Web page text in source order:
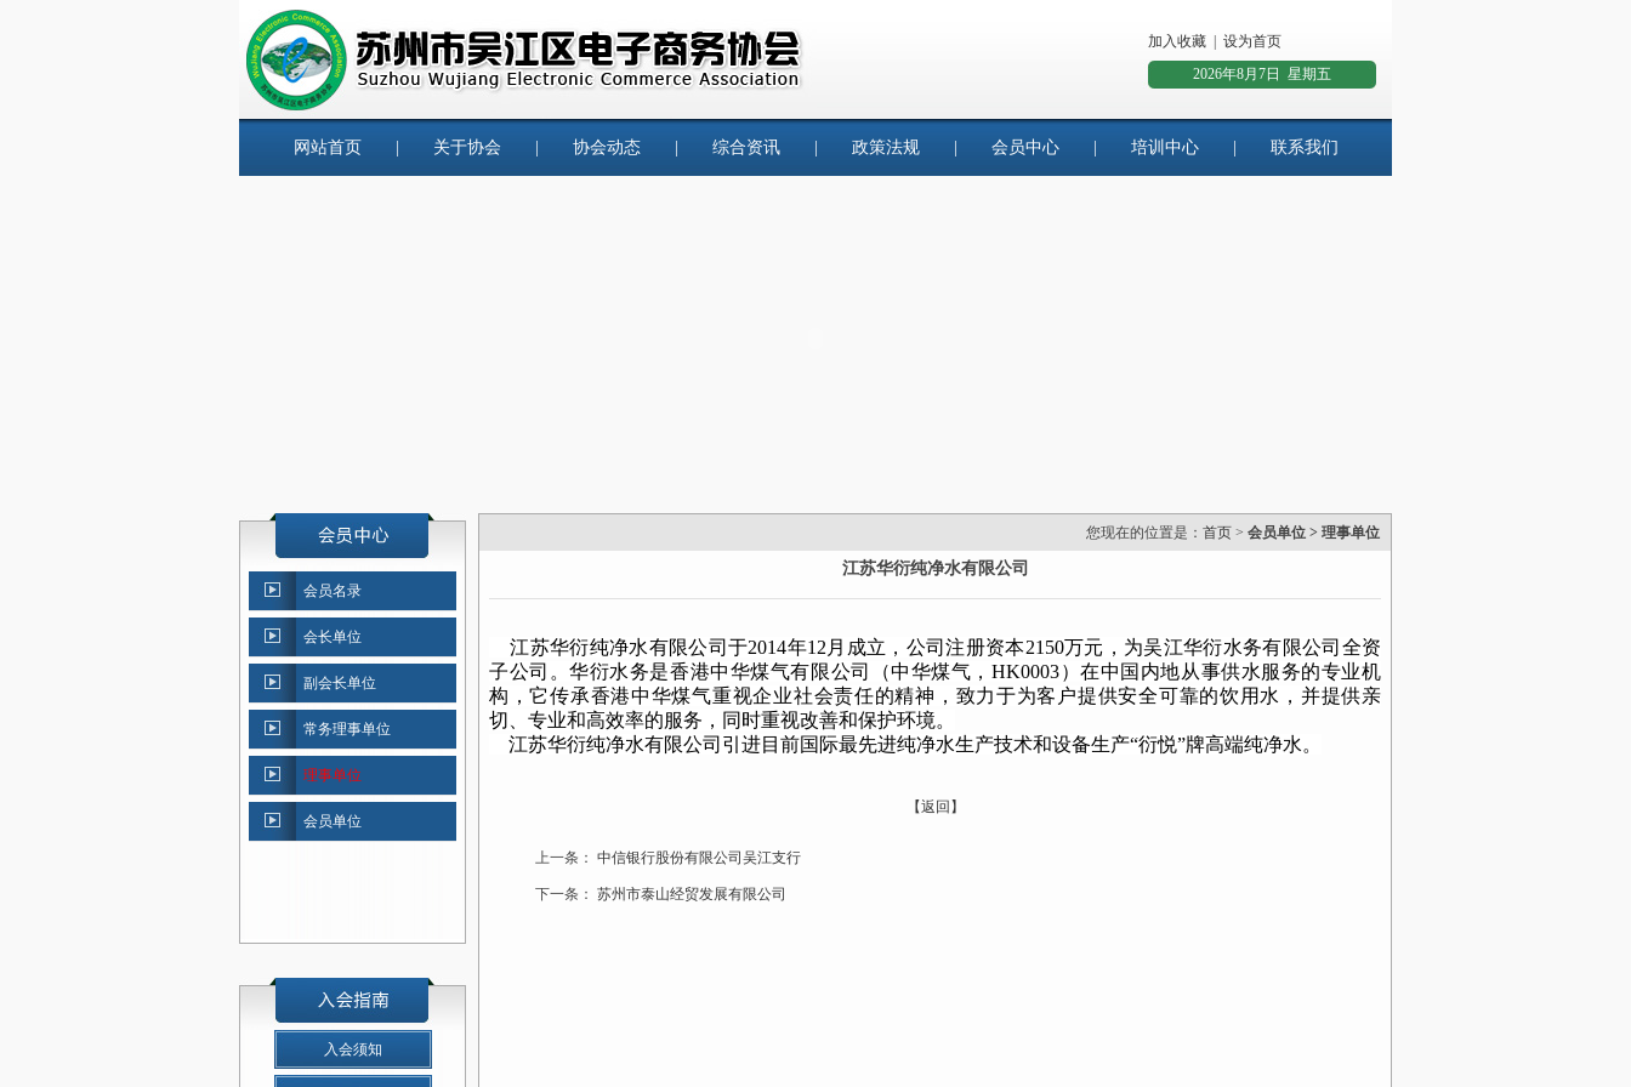
加入收藏
设为首页
2026年8月7日 星期五
网站首页 关于协会| 协会动态| 综合资讯| 政策法规| 会员中心| 培训中心| 联系我们
会员名录
会长单位
副会长单位
常务理事单位
理事单位
会员单位
入会须知
您现在的位置是： 首页 > 会员单位 > 理事单位
江苏华衍纯净水有限公司
江苏华衍纯净水有限公司于2014年12 月成立，公司注册资本2150万元，为吴江华衍水务有限公司全资
子公司。华衍水务是香港中华煤气有限公司（中华煤气，HK0003）在中国内地从事供水服务的专业机
构，它传承香港中华煤气重视企业社会责任的精神，致力于为客户提供安全可靠的饮用水，并提供亲
切、专业和高效率的服务，同时重视改善和保护环境。
江苏华衍纯净水有限公司引进目前国际最先进纯净水生产技术和设备生产“衍悦”牌高端纯净水。
【返回】
上一条： 中信银行股份有限公司吴江支行
下一条： 苏州市泰山经贸发展有限公司